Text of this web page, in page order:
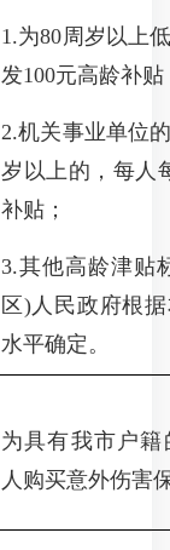
1.为80周岁以上
发100元高龄补贴
2.机关事业单位
岁以上的，每人
补贴；
3.其他高龄津贴
区)人民政府根
水平确定。
为具有我市户籍
人购买意外伤害